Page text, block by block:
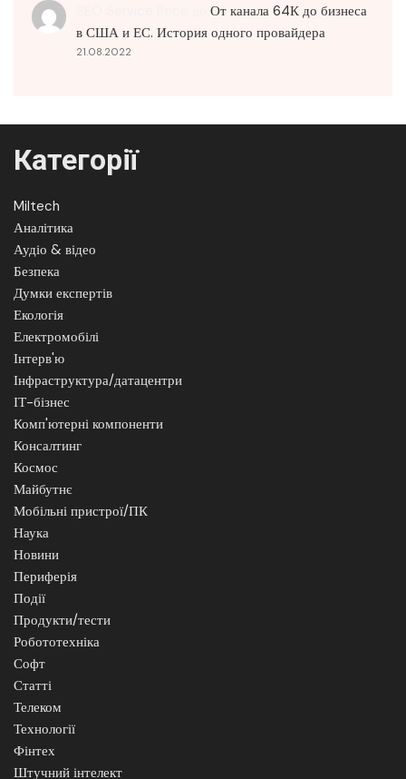
От канала 64К до бизнеса
в США и ЕС. История одного провайдера
21.08.2022
Категорії
Miltech
Аналітика
Аудіо & відео
Безпека
Думки експертів
Екологія
Електромобілі
Інтерв'ю
Інфраструктура/датацентри
ІТ-бізнес
Комп'ютерні компоненти
Консалтинг
Космос
Майбутнє
Мобільні пристрої/ПК
Наука
Новини
Периферія
Події
Продукти/тести
Робототехніка
Софт
Статті
Телеком
Технології
Фінтех
Штучний інтелект